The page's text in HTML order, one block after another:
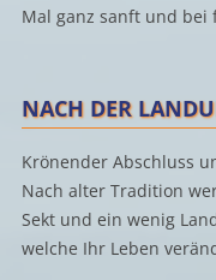
Mal ganz sanft und bei
NACH DER
Krönender Abschluss
Nach alter Tradition
Sekt und ein wenig
welche Ihr Leben